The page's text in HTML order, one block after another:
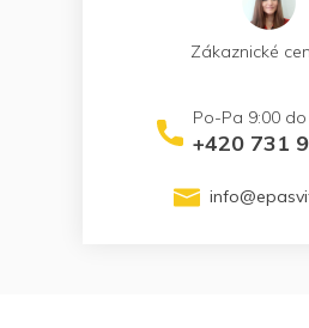
Zákaznické
+420 731
info@